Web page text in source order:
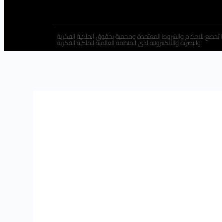
تخضع للاحكام والشروط المعتمدة ومحمية بحقوق الملكية الفكرية
والبصرية والألكتترونية لدى المنظمة العالمية للملكية الفكرية